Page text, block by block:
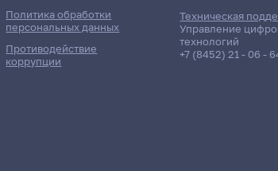
Политика обработки
персональных данных
Противодействие
коррупции
Техническая
Управление
технологий
+7 (8452) 21 - 06 -